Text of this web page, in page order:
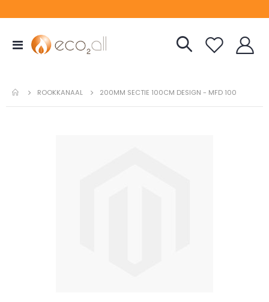
Toggle
Nav
ROOKKANAAL 200MM SECTIE 100CM DESIGN - MFD 100